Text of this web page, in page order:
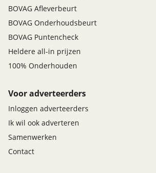
BOVAG Afleverbeurt
BOVAG Onderhoudsbeurt
BOVAG Puntencheck
Heldere all-in prijzen
100% Onderhouden
Voor adverteerders
Inloggen adverteerders
Ik wil ook adverteren
Samenwerken
Contact